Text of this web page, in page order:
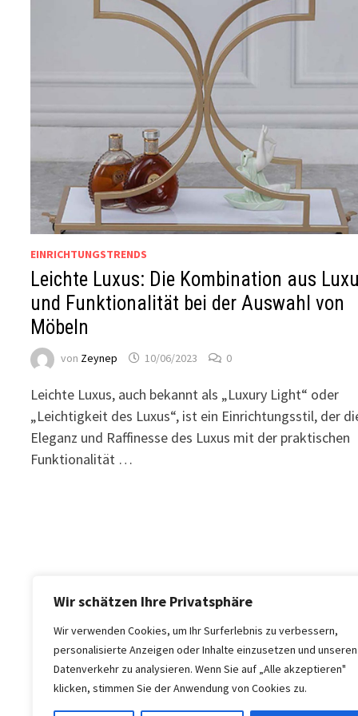
Wir schätzen Ihre Privatsphäre
Wir verwenden Cookies, um Ihr Surferlebnis zu verbessern,
personalisierte Anzeigen oder Inhalte einzusetzen und unseren
Datenverkehr zu analysieren. Wenn Sie auf „Alle akzeptieren"
klicken, stimmen Sie der Anwendung von Cookies zu.
EINRICHTUNGSTRENDS
Leichte Luxus: Die Kombination aus
und Funktionalität bei der Auswahl von
Möbeln
von Zeynep 10/06/2023 0
Leichte Luxus, auch bekannt als „Luxury Light“ oder
„Leichtigkeit des Luxus“, ist ein Einrichtungsstil, der
Eleganz und Raffinesse des Luxus mit der praktischen
Funktionalität …